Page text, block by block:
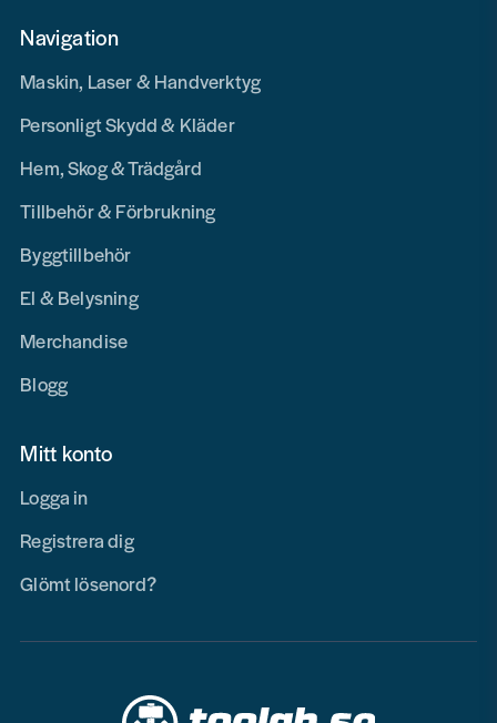
Navigation
Maskin, Laser & Handverktyg
Personligt Skydd & Kläder
Hem, Skog & Trädgård
Tillbehör & Förbrukning
Byggtillbehör
El & Belysning
Merchandise
Blogg
Mitt konto
Logga in
Registrera dig
Glömt lösenord?